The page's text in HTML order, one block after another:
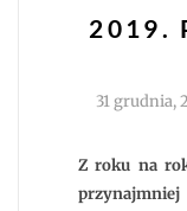
2019.
31 grudnia,
Z roku na